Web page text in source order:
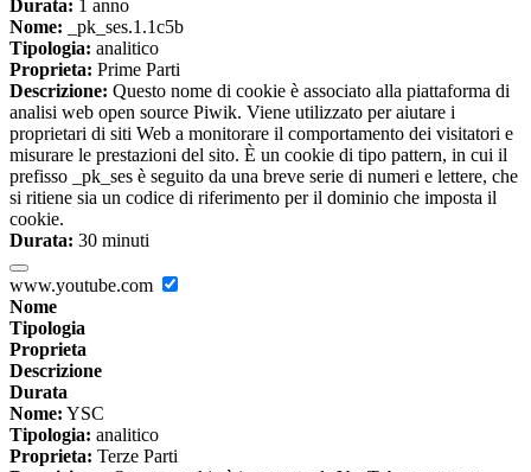
Durata: 1 anno
Nome: _pk_ses.1.1c5b
Tipologia: analitico
Proprieta: Prime Parti
Descrizione: Questo nome di cookie è associato alla piattaforma di
analisi web open source Piwik. Viene utilizzato per aiutare i
proprietari di siti Web a monitorare il comportamento dei visitatori e
misurare le prestazioni del sito. È un cookie di tipo pattern, in cui il
prefisso _pk_ses è seguito da una breve serie di numeri e lettere, che
si ritiene sia un codice di riferimento per il dominio che imposta il
cookie.
Durata: 30 minuti
www.youtube.com
Nome
Tipologia
Proprieta
Descrizione
Durata
Nome: YSC
Tipologia: analitico
Proprieta: Terze Parti